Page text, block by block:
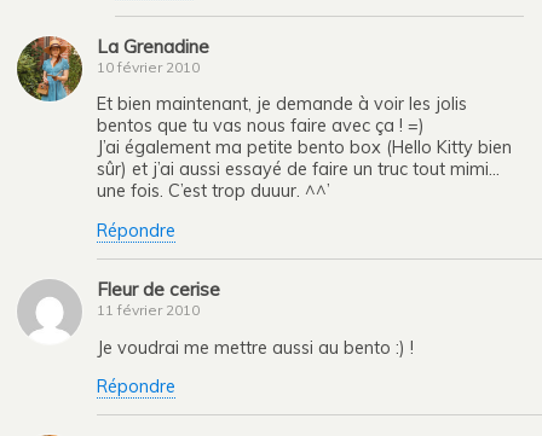
La Grenadine
10 février 2010
Et bien maintenant, je demande à voir les jolis
bentos que tu vas nous faire avec ça ! =)
J’ai également ma petite bento box (Hello Kitty bien
sûr) et j’ai aussi essayé de faire un truc tout mimi…
une fois. C’est trop duuur. ^^’
Répondre
Fleur de cerise
11 février 2010
Je voudrai me mettre aussi au bento :) !
Répondre